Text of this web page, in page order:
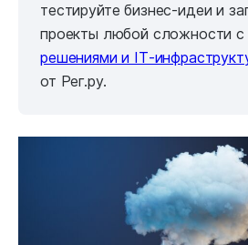
тестируйте бизнес-идеи и
проекты любой сложности с
решениями и
от Рег.ру.